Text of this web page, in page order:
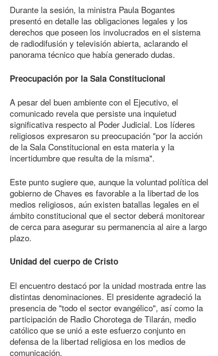
Durante la sesión, la ministra Paula Bogantes
presentó en detalle las obligaciones legales y los
derechos que poseen los involucrados en el sistema
de radiodifusión y televisión abierta, aclarando el
panorama técnico que había generado dudas.
Preocupación por la Sala Constitucional
A pesar del buen ambiente con el Ejecutivo, el
comunicado revela que persiste una inquietud
significativa respecto al Poder Judicial. Los líderes
religiosos expresaron su preocupación "por la acción
de la Sala Constitucional en esta materia y la
incertidumbre que resulta de la misma".
Este punto sugiere que, aunque la voluntad política del
gobierno de Chaves es favorable a la libertad de los
medios religiosos, aún existen batallas legales en el
ámbito constitucional que el sector deberá monitorear
de cerca para asegurar su permanencia al aire a largo
plazo.
Unidad del cuerpo de Cristo
El encuentro destacó por la unidad mostrada entre las
distintas denominaciones. El presidente agradeció la
presencia de "todo el sector evangélico", así como la
participación de Radio Chorotega de Tilarán, medio
católico que se unió a este esfuerzo conjunto en
defensa de la libertad religiosa en los medios de
comunicación.